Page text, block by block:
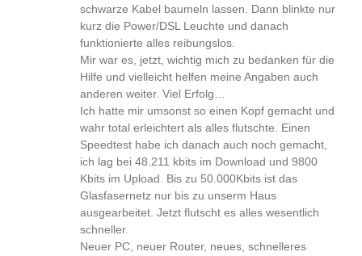
schwarze Kabel baumeln lassen. Dann blinkte nur
kurz die Power/DSL Leuchte und danach
funktionierte alles reibungslos.
Mir war es, jetzt, wichtig mich zu bedanken für die
Hilfe und vielleicht helfen meine Angaben auch
anderen weiter. Viel Erfolg…
Ich hatte mir umsonst so einen Kopf gemacht und
wahr total erleichtert als alles flutschte. Einen
Speedtest habe ich danach auch noch gemacht,
ich lag bei 48.211 kbits im Download und 9800
Kbits im Upload. Bis zu 50.000Kbits ist das
Glasfasernetz nur bis zu unserm Haus
ausgearbeitet. Jetzt flutscht es alles wesentlich
schneller.
Neuer PC, neuer Router, neues, schnelleres